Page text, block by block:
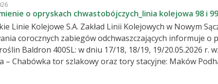
o opryskach chwastobójczych_linia kolejowa 98 i 99
Linie Kolejowe S.A. Zakład Linii Kolejowych w Nowym
corocznych zabiegów odchwaszczających informuje o
17/18, 18/19, 19/20.05.2026 r. wzdłuż linii kolejowej nr 98 Sucha
tor szlakowy oraz tory stacyjne: Maków Podhalański, Osielec, Jordanów, Skawa,